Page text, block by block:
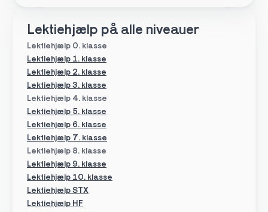
Lektiehjælp på alle niveauer
Lektiehjælp 0. klasse
Lektiehjælp 4. klasse
Lektiehjælp 5. klasse
Lektiehjælp 8. klasse
Lektiehjælp 1. klasse
Lektiehjælp 6. klasse
Lektiehjælp 7. klasse
Lektiehjælp 2. klasse
Lektiehjælp 3. klasse
Lektiehjælp 9. klasse
Lektiehjælp 10. klasse
Lektiehjælp HF
Lektiehjælp STX